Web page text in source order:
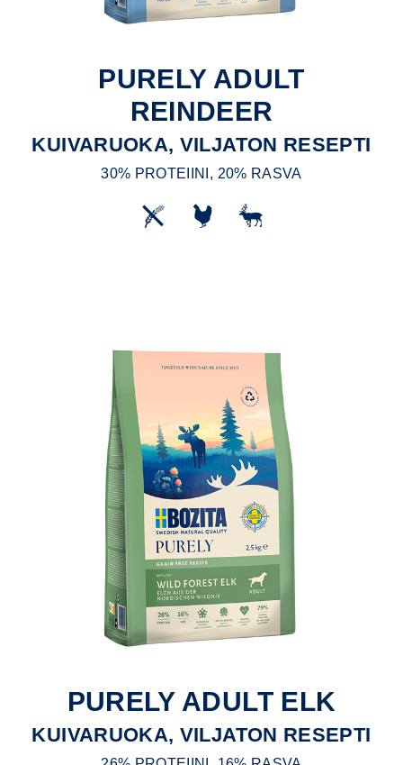
PURELY ADULT
REINDEER
KUIVARUOKA, VILJATON RESEPTI
30% PROTEIINI, 20% RASVA
PURELY ADULT ELK
KUIVARUOKA, VILJATON RESEPTI